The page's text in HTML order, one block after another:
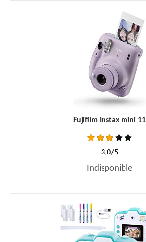
Fujifilm Instax mini 11
3,0/5
Indisponible